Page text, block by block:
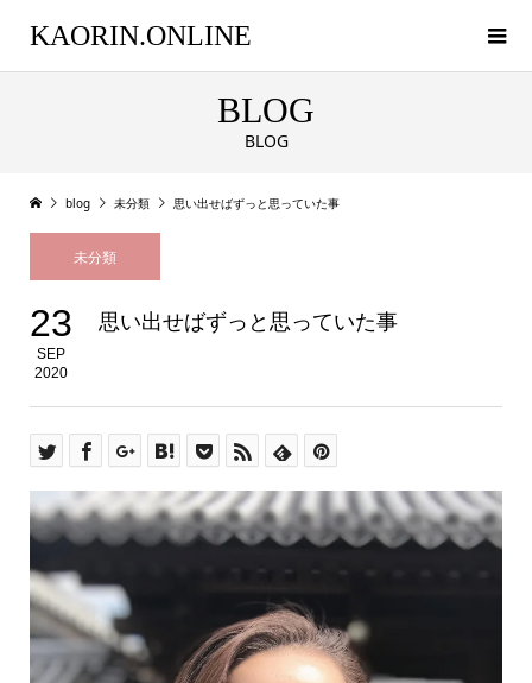
KAORIN.ONLINE
BLOG
BLOG
blog 未分類 思い出せばずっと思っていた事
未分類
23
SEP
2020
思い出せばずっと思っていた事